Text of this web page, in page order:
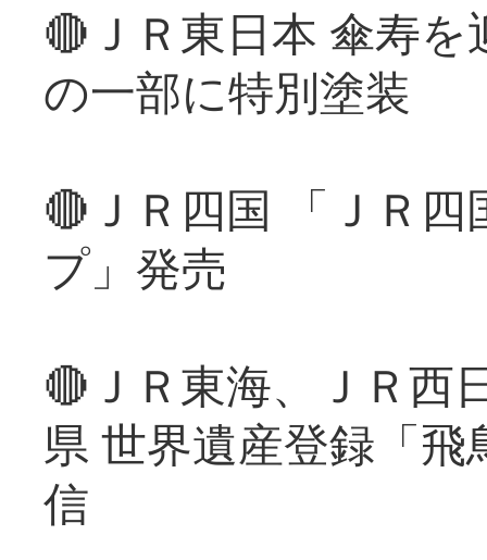
🔴ＪＲ東日本 傘寿
の一部に特別塗装
🔴ＪＲ四国 「ＪＲ
プ」発売
🔴ＪＲ東海、ＪＲ西
県 世界遺産登録「
信